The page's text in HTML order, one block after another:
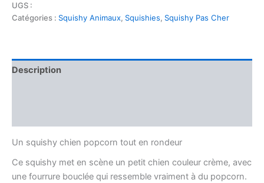
UGS :
Catégories : Squishy Animaux, Squishies, Squishy Pas Cher
Description
Un squishy chien popcorn tout en rondeur
Ce squishy met en scène un petit chien couleur crème, avec
une fourrure bouclée qui ressemble vraiment à du popcorn.